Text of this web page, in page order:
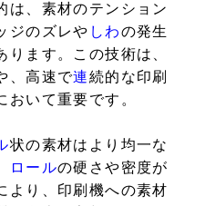
は、素材のテンション
ジのズレや しわの発生
ります。この技術は、
、高速で連続的な印刷
おいて重要です。
状の素材はより均一な
ロールの硬さや密度が
より、印刷機への素材